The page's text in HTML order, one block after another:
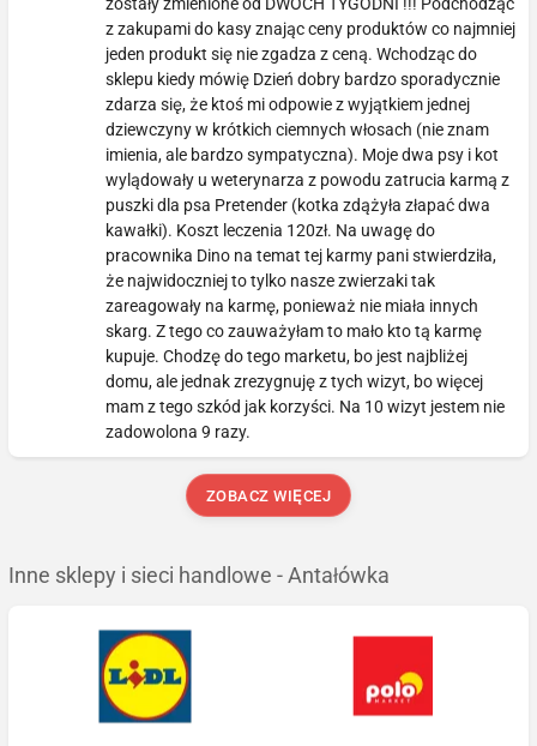
z zakupami do kasy znając ceny produktów co najmniej
jeden produkt się nie zgadza z ceną. Wchodząc do
sklepu kiedy mówię Dzień dobry bardzo sporadycznie
zdarza się, że ktoś mi odpowie z wyjątkiem jednej
dziewczyny w krótkich ciemnych włosach (nie znam
imienia, ale bardzo sympatyczna). Moje dwa psy i kot
wylądowały u weterynarza z powodu zatrucia karmą z
puszki dla psa Pretender (kotka zdążyła złapać dwa
kawałki). Koszt leczenia 120zł. Na uwagę do
pracownika Dino na temat tej karmy pani stwierdziła,
że najwidoczniej to tylko nasze zwierzaki tak
zareagowały na karmę, ponieważ nie miała innych
skarg. Z tego co zauważyłam to mało kto tą karmę
kupuje. Chodzę do tego marketu, bo jest najbliżej
domu, ale jednak zrezygnuję z tych wizyt, bo więcej
mam z tego szkód jak korzyści. Na 10 wizyt jestem nie
zadowolona 9 razy.
ZOBACZ WIĘCEJ
Inne sklepy i sieci handlowe - Antałówka